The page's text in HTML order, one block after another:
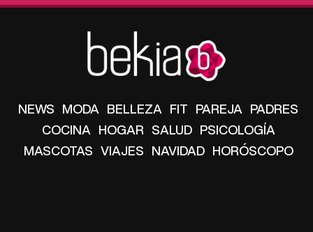
NEWS MODA BELLEZA FIT PAREJA PADRES
COCINA HOGAR SALUD PSICOLOGÍA
MASCOTAS VIAJES NAVIDAD HORÓSCOPO